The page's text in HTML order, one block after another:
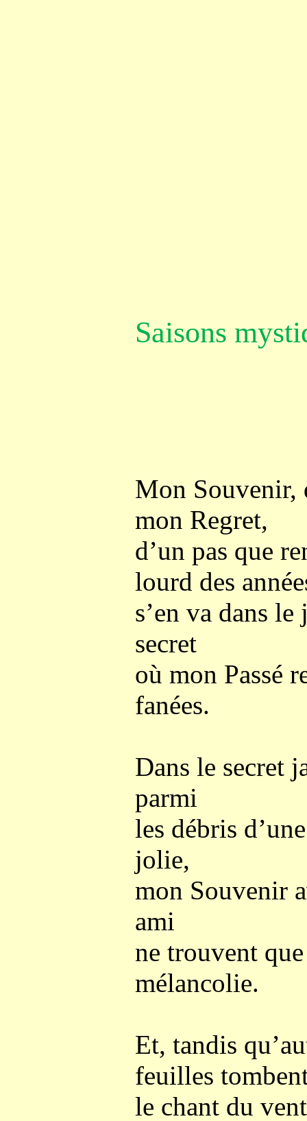
Saisons
Mon Souvenir,
mon Regret,
d’un pas que
lourd des
s’en va dans
secret
où mon Passé
fanées.
Dans le secret
parmi
les débris
jolie,
mon Souvenir
ami
ne trouvent
mélancolie.
Et, tandis
feuilles
le chant du